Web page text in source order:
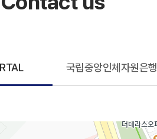
국립중앙인체자원은행